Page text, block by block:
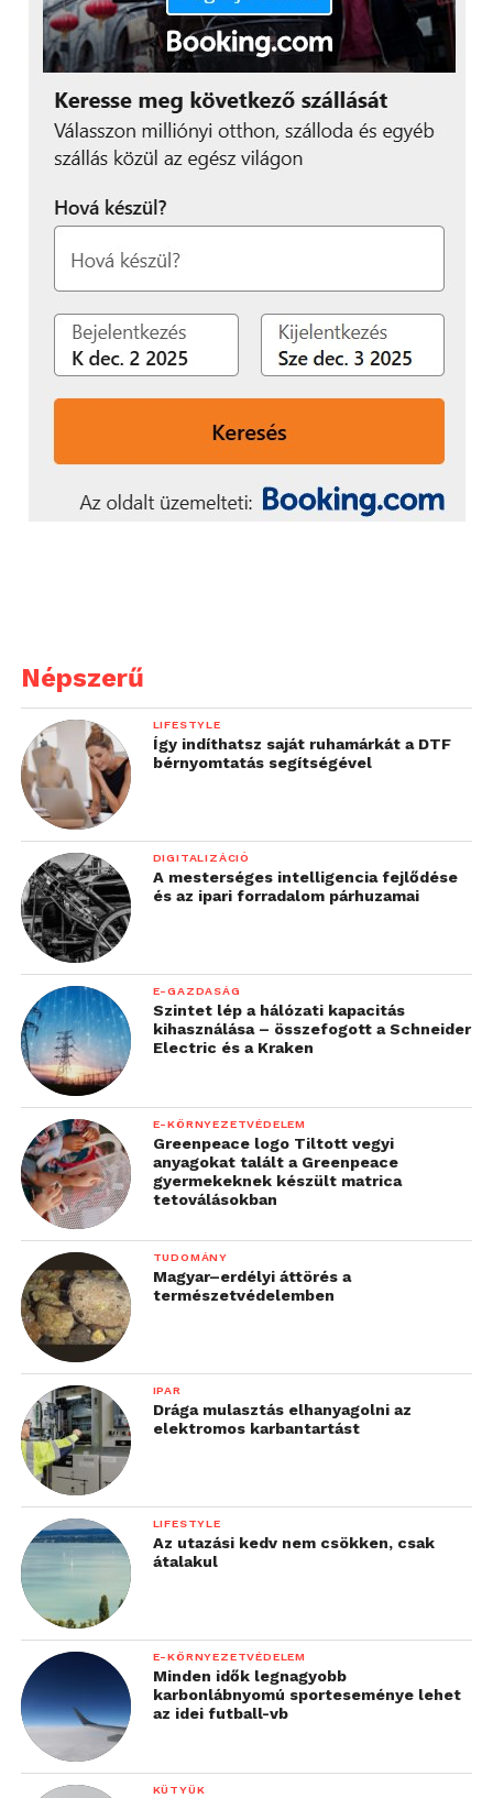
keletkezik, amit a partnerek a repülések után
elemeznek, felhasználnak az elméleti eredmények
igazolására, és a repülőgép matematikai modelljének
pontosítására.
A projekt tagja az Airbus is, ami az itt elért
is alkalmazni akarja.
Népszerű
LIFESTYLE
Így indíthatsz saját ruhamárkát a DTF
bérnyomtatás segítségével
DIGITALIZÁCIÓ
A mesterséges intelligencia fejlődése
és az ipari forradalom párhuzamai
E-GAZDASÁG
Szintet lép a hálózati kapacitás
kihasználása – összefogott a Schneider
Electric és a Kraken
E-KÖRNYEZETVÉDELEM
Greenpeace logo Tiltott vegyi
anyagokat talált a Greenpeace
gyermekeknek készült matrica
tetoválásokban
TUDOMÁNY
Magyar–erdélyi áttörés a
természetvédelemben
IPAR
Drága mulasztás elhanyagolni az
elektromos karbantartást
LIFESTYLE
Az utazási kedv nem csökken, csak
átalakul
E-KÖRNYEZETVÉDELEM
Minden idők legnagyobb
karbonlábnyomú sporteseménye lehet
az idei futball-vb
KÜTYÜK